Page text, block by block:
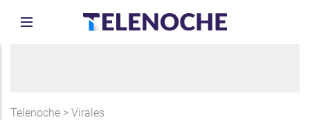
Telenoche > Virales